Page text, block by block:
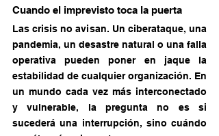
Cuando el imprevisto toca la puerta
Las crisis no avisan. Un ciberataque, una
pandemia, un desastre natural o una falla
operativa pueden poner en jaque la
estabilidad de cualquier organización. En
un mundo cada vez más interconectado
y vulnerable, la pregunta no es si
sucederá una interrupción, sino cuándo